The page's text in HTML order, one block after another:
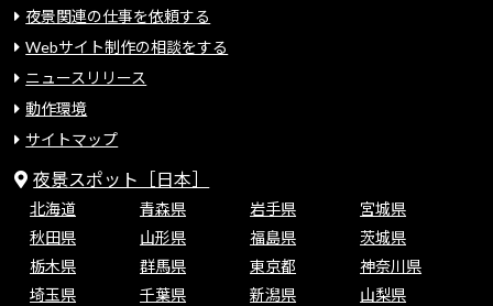
夜景関連の仕事を依頼する
Webサイト制作の相談をする
ニュースリリース
動作環境
サイトマップ
夜景スポット［日本］
北海道 青森県 岩手県
宮城県
秋田県
山形県 福島県
茨城県
栃木県
群馬県 東京都
神奈川県
埼玉県
千葉県 新潟県
山梨県